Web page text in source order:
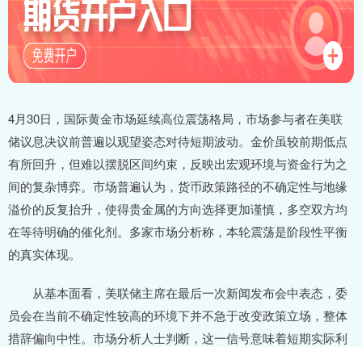
4月30日，国际黄金市场延续高位震荡格局，市场参与者在美联
储议息决议前普遍以观望姿态对待短期波动。金价虽较前期低点
有所回升，但难以摆脱区间约束，反映出宏观环境与资金行为之
间的复杂博弈。市场普遍认为，货币政策路径的不确定性与地缘
溢价的反复抬升，使得贵金属的方向选择更加谨慎，多空双方均
在等待明确的催化剂。多家市场分析称，本轮震荡是阶段性平衡
的真实体现。
从基本面看，美联储主席在最后一次新闻发布会中表态，委
员会在当前不确定性较高的环境下并不急于改变政策立场，整体
措辞偏向中性。市场分析人士判断，这一信号意味着短期实际利